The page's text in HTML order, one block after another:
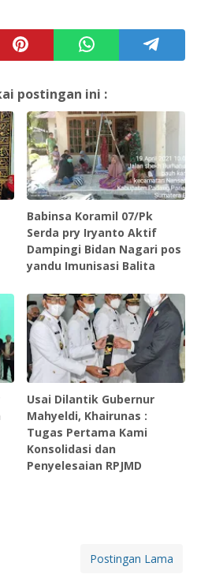
postingan ini :
Babinsa Koramil 07/Pk
Serda pry Iryanto Aktif
Dampingi Bidan Nagari pos
yandu Imunisasi Balita
Usai Dilantik Gubernur
Mahyeldi, Khairunas :
Tugas Pertama Kami
Konsolidasi dan
Penyelesaian RPJMD
Postingan Lama